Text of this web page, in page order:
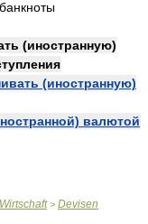
(иностранную)
(иностранную)
валютой
> Devisen